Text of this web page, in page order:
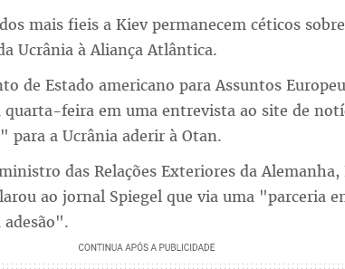
mais fieis a Kiev permanecem céticos
Ucrânia à Aliança Atlântica.
de Estado americano para Assuntos
quarta-feira em uma entrevista ao site de
a Ucrânia aderir à Otan.
das Relações Exteriores da
ao jornal Spiegel que via uma "parceria
adesão".